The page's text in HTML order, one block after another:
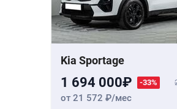
Kia Sportage
1 694 000 -33%
от 21 572 /мес